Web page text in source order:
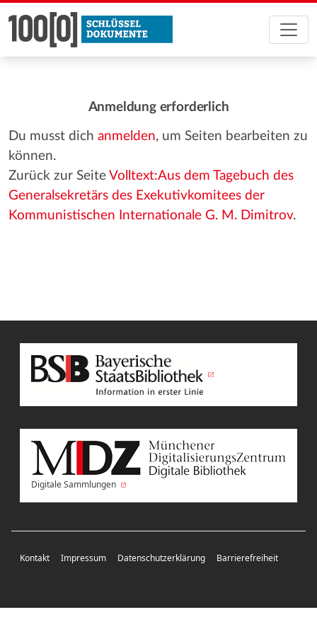
Anmeldung erforderlich
Du musst dich anmelden, um Seiten bearbeiten zu
können.
Zurück zur Seite Volltext:Aus dem Tagebuch des
Generalsekretärs des Exekutivkomitees der
Kommunistischen Internationale G. M. Dimitrov.
Digitale Sammlungen
Kontakt Impressum Datenschutzerklärung Barrierefreiheit